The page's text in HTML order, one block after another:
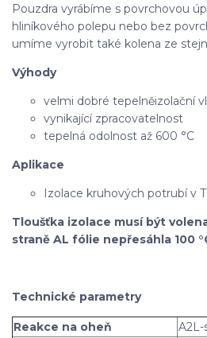
Pouzdra vyrábíme s povrchovou
hliníkového polepu nebo bez
umíme vyrobit také kolena ze
Výhody
velmi dobré tepelněizolační
vynikající zpracovatelnost
tepelná odolnost až 600 °C
Aplikace
Izolace kruhových potrubí v
Tloušťka izolace musí být
straně AL fólie nepřesáhla 100
Technické parametry
Reakce na oheň
A2L-